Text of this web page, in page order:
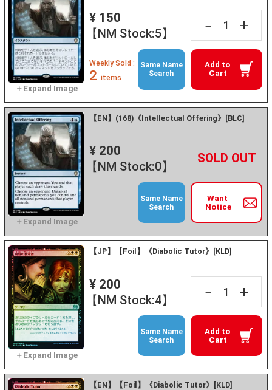
¥ 150
【NM Stock:5】
－ +
Add to
Cart
Weekly Sold :
2 items
Same Name
Search
【EN】(168)《Intellectual Offering》[BLC]
¥ 200
【NM Stock:0】
－ +
Want
Notice
Same Name
Search
【JP】【Foil】《Diabolic Tutor》[KLD]
¥ 200
【NM Stock:4】
－ +
Add to
Cart
Same Name
Search
【EN】【Foil】《Diabolic Tutor》[KLD]